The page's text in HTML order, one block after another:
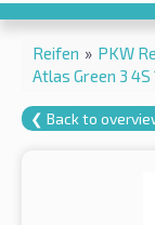
Reifen » PKW
Atlas Green 3
❮ Back to